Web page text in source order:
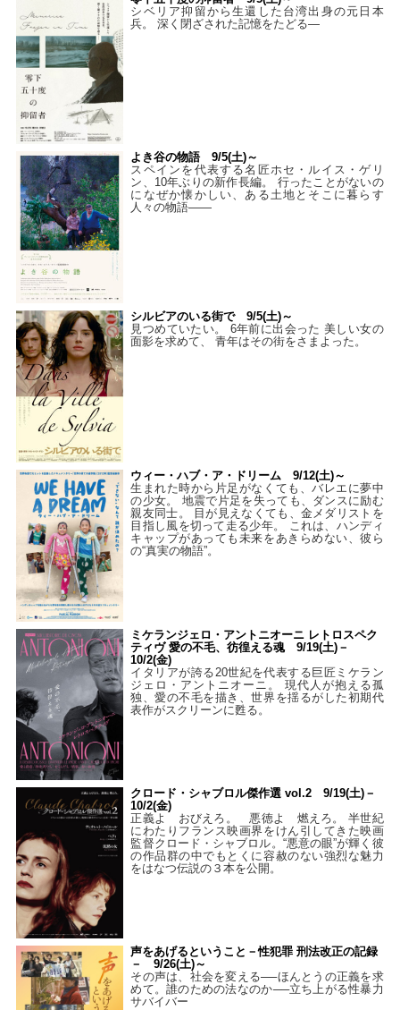
シベリア抑留から生還した台湾出身の元日本
兵。 深く閉ざされた記憶をたどる—
よき谷の物語 9/5(土)～
スペインを代表する名匠ホセ・ルイス・ゲリ
ン、10年ぶりの新作長編。 行ったことがないの
になぜか懐かしい、ある土地とそこに暮らす
人々の物語――
シルビアのいる街で 9/5(土)～
見つめていたい。 6年前に出会った 美しい女の
面影を求めて、 青年はその街をさまよった。
ウィー・ハブ・ア・ドリーム 9/12(土)～
生まれた時から片足がなくても、バレエに夢中
の少女。 地震で片足を失っても、ダンスに励む
親友同士。 目が見えなくても、金メダリストを
目指し風を切って走る少年。 これは、ハンディ
キャップがあっても未来をあきらめない、彼ら
の“真実の物語”。
ミケランジェロ・アントニオーニ レトロスペク
ティヴ 愛の不毛、彷徨える魂 9/19(土)－
10/2(金)
イタリアが誇る20世紀を代表する巨匠ミケラン
ジェロ・アントニオーニ。 現代人が抱える孤
独、愛の不毛を描き、世界を揺るがした初期代
表作がスクリーンに甦る。
クロード・シャブロル傑作選 vol.2 9/19(土)－
10/2(金)
正義よ おびえろ。 悪徳よ 燃えろ。 半世紀
にわたりフランス映画界をけん引してきた映画
監督クロード・シャブロル。“悪意の眼”が輝く彼
の作品群の中でもとくに容赦のない強烈な魅力
をはなつ伝説の３本を公開。
声をあげるということ－性犯罪 刑法改正の記録
－ 9/26(土)～
その声は、社会を変える──ほんとうの正義を求
めて。誰のための法なのか──立ち上がる性暴力
サバイバー